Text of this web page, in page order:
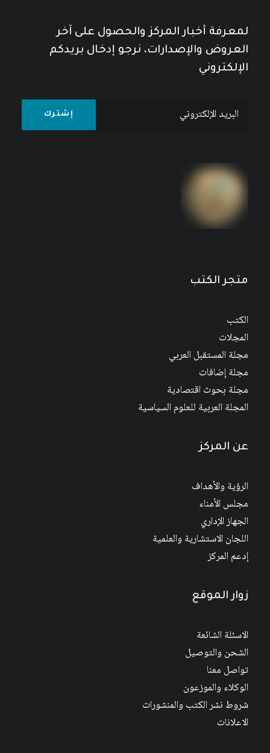
لمعرفة أخبار المركز والحصول على آخر
العروض والإصدارات، نرجو إدخال بريدكم
الإلكتروني
متجر الكتب
الكتب
المجلات
مجلة المستقبل العربي
مجلة إضافات
مجلة بحوث اقتصادية
المجلة العربية للعلوم السياسية
عن المركز
الرؤية والأهداف
مجلس الأمناء
الجهاز الإداري
اللجان الاستشارية والعلمية
إدعم المركز
زوار الموقع
الاسئلة الشائعة
الشحن والتوصيل
تواصل معنا
الوكلاء والموزعون
شروط نشر الكتب والمنشورات
الاعلانات